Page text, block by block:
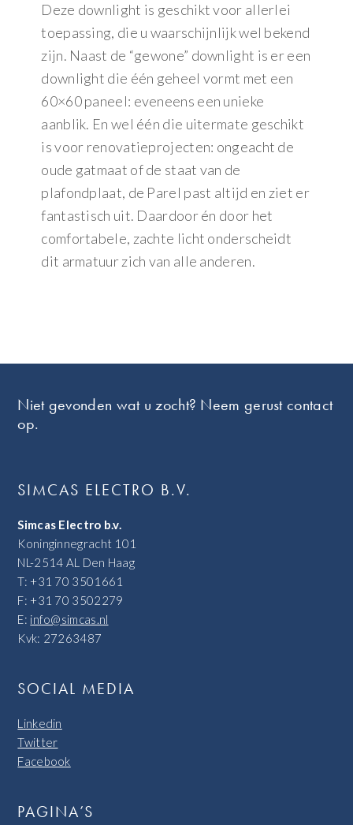
Deze downlight is geschikt voor allerlei
toepassing, die u waarschijnlijk wel bekend
zijn. Naast de “gewone” downlight is er een
downlight die één geheel vormt met een
60×60 paneel: eveneens een unieke
aanblik. En wel één die uitermate geschikt
is voor renovatieprojecten: ongeacht de
oude gatmaat of de staat van de
plafondplaat, de Parel past altijd en ziet er
fantastisch uit. Daardoor én door het
comfortabele, zachte licht onderscheidt
dit armatuur zich van alle anderen.
Niet gevonden wat u zocht? Neem gerust contact
op.
SIMCAS ELECTRO B.V.
Simcas Electro b.v.
Koninginnegracht 101
NL-2514 AL Den Haag
T: +31 70 3501661
F: +31 70 3502279
E: info@simcas.nl
Kvk: 27263487
SOCIAL MEDIA
Linkedin
Twitter
Facebook
PAGINA’S